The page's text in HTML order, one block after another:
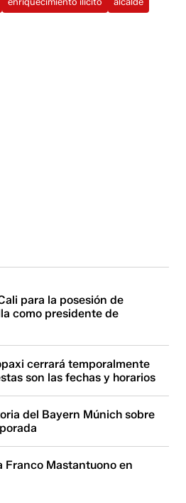
para la posesión de
como presidente de
cerrará temporalmente
son las fechas y horarios
del Bayern Múnich sobre
Franco Mastantuono en